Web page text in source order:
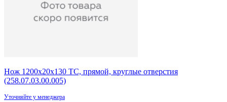
Нож 1200х20х130 ТС, прямой, круглые отверстия
(258.07.03.00.005)
Уточняйте у менеджера